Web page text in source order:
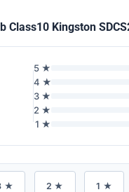
Class10 Kingston
5 ★
4 ★
3 ★
2 ★
1 ★
★ 2 ★ 1 ★